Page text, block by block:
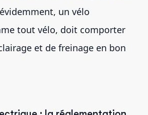
un vélo
tout vélo, doit comporter
et de freinage en bon